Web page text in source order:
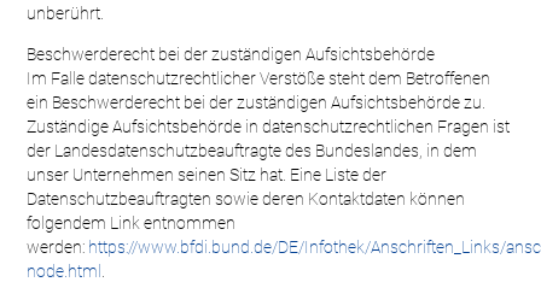
unberührt.
Beschwerderecht bei der zuständigen Aufsichtsbehörde
Im Falle datenschutzrechtlicher Verstöße steht dem Betroffenen
ein Beschwerderecht bei der zuständigen Aufsichtsbehörde zu.
Zuständige Aufsichtsbehörde in datenschutzrechtlichen Fragen ist
der Landesdatenschutzbeauftragte des Bundeslandes, in dem
unser Unternehmen seinen Sitz hat. Eine Liste der
Datenschutzbeauftragten sowie deren Kontaktdaten können
folgendem Link entnommen
werden: https://www.bfdi.bund.de/DE/Infothek/Anschriften_Links/
node.html